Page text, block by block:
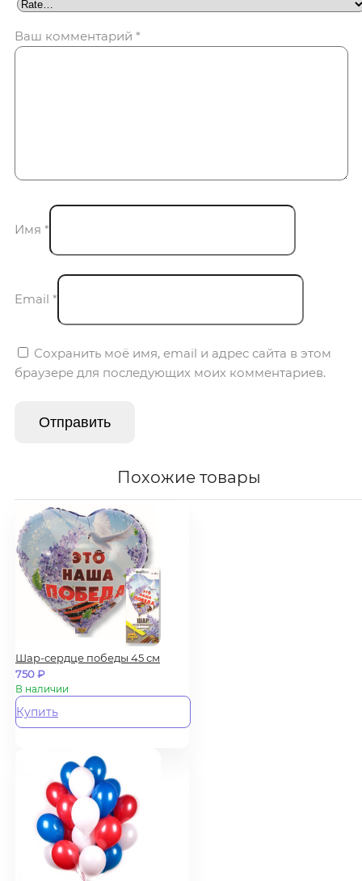
Ваш комментарий *
Имя *
Email *
Сохранить моё имя, email и адрес сайта в этом
браузере для последующих моих комментариев.
Похожие товары
Шар-сердце победы 45 см
750₽
В наличии
Купить